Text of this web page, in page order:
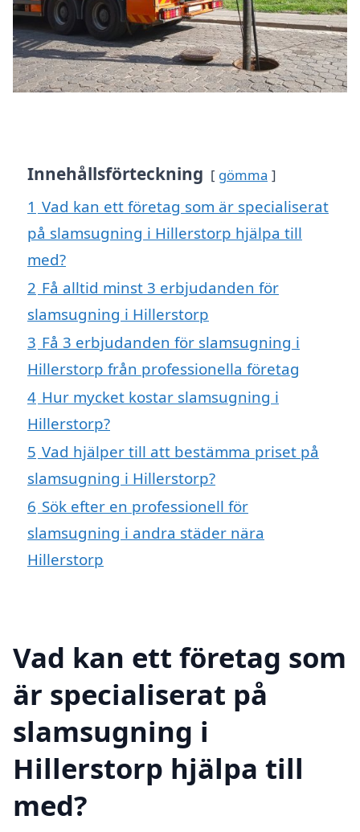
Innehållsförteckning gömma
1 Vad kan ett företag som är specialiserat
på slamsugning i Hillerstorp hjälpa till
med?
2 Få alltid minst 3 erbjudanden för
slamsugning i Hillerstorp
3 Få 3 erbjudanden för slamsugning i
Hillerstorp från professionella företag
4 Hur mycket kostar slamsugning i
Hillerstorp?
5 Vad hjälper till att bestämma priset på
slamsugning i Hillerstorp?
6 Sök efter en professionell för
slamsugning i andra städer nära
Hillerstorp
Vad kan ett företag som
är specialiserat på
slamsugning i
Hillerstorp hjälpa till
med?